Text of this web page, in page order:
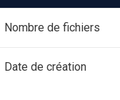
Nombre de fichiers
Date de création